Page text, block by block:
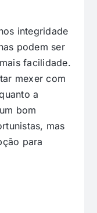
integridade
podem ser
facilidade.
mexer com
a
bom
mas
para